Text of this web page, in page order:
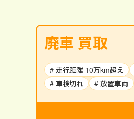
廃車 買取
# 走行距離 10万km超え
# 車検切れ
# 放置車両